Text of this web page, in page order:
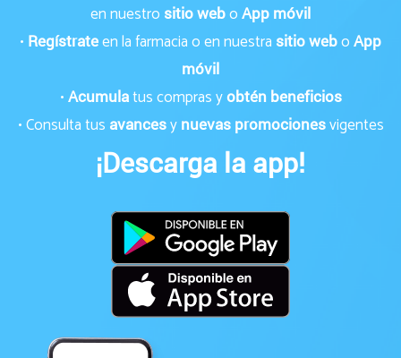
en nuestro sitio webo App móvil
• Regístrateen la farmacia o en nuestra sitio webo App
móvil
• Acumulatus compras yobtén beneficios
• Consulta tus avancesy nuevas promocionesvigentes
¡Descarga la app!